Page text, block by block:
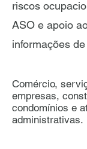
riscos
ASO e apoio
informações
Comércio,
empresas,
condomínios e
administrativas.